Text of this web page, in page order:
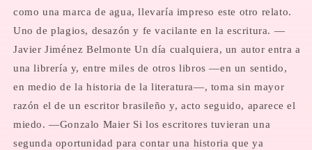
como una marca de agua, llevaría impreso este otro relato.
Uno de plagios, desazón y fe vacilante en la escritura. —
Javier Jiménez Belmonte Un día cualquiera, un autor entra a
una librería y, entre miles de otros libros —en un sentido,
en medio de la historia de la literatura—, toma sin mayor
razón el de un escritor brasileño y, acto seguido, aparece el
miedo. —Gonzalo Maier Si los escritores tuvieran una
segunda oportunidad para contar una historia que ya